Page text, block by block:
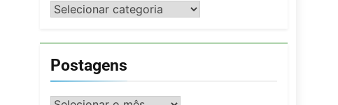
Categorias
Postagens